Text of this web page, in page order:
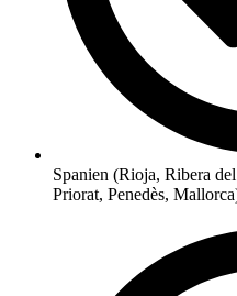
Spanien (Rioja, Ribera
Priorat, Penedès,